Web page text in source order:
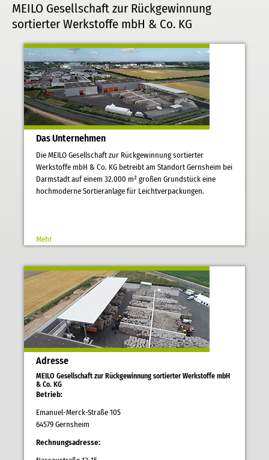
MEILO Gesellschaft zur Rückgewinnung
sortierter Werkstoffe mbH & Co. KG
Das Unternehmen
Die MEILO Gesellschaft zur Rückgewinnung sortierter
Werkstoffe mbH & Co. KG betreibt am Standort Gernsheim bei
Darmstadt auf einem 32.000 m² großen Grundstück eine
hochmoderne Sortieranlage für Leichtverpackungen.
Mehr
Adresse
MEILO Gesellschaft zur Rückgewinnung sortierter Werkstoffe mbH
& Co. KG
Betrieb:
Emanuel-Merck-Straße 105
64579 Gernsheim
Rechnungsadresse: